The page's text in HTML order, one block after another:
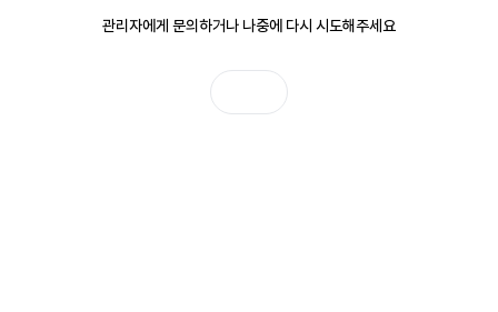
관리자에게 문의하거나 나중에 다시 시도해주세요